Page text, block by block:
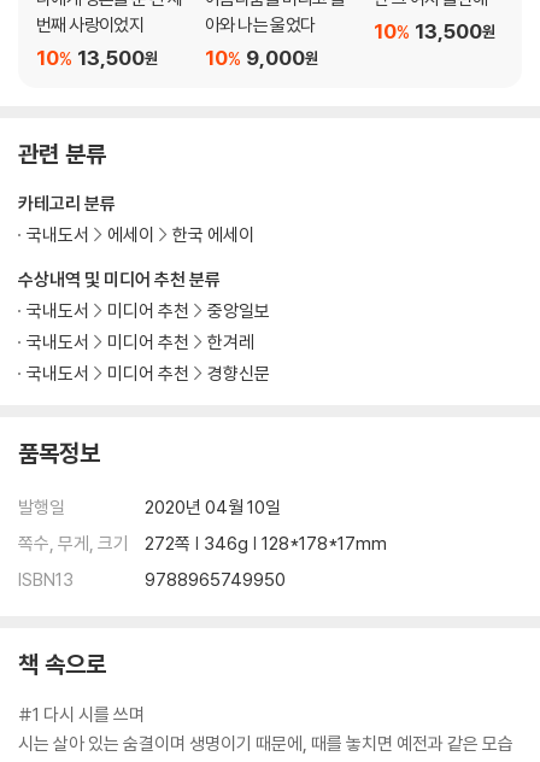
번째 사랑이었지
13,500원
10%
아와 나는 울었다
9,000원
10%
13,500원
10%
관련 분류
수상내역 및 미디어 추천 분류
국내도서
미디어 추천
중앙일보
국내도서
미디어 추천
한겨레
국내도서
미디어 추천 경향신문
카테고리 분류
국내도서
에세이 한국 에세이
품목정보
발행일
2020년 04월 10일
쪽수, 무게, 크기
272쪽 | 346g | 128*178*17mm
ISBN13
9788965749950
책 속으로
#1 다시 시를 쓰며
시는 살아 있는 숨결이며 생명이기 때문에, 때를 놓치면 예전과 같은 모습